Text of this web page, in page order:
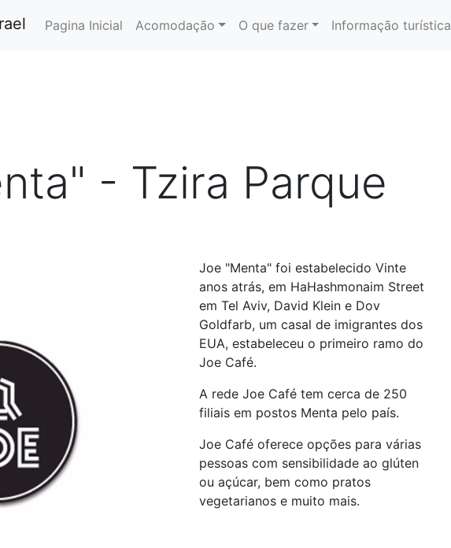
Pagina Inicial Acomodação O que fazer Informação turística
- Tzira Parque
Joe "Menta" foi estabelecido Vinte
anos atrás, em HaHashmonaim Street
em Tel Aviv, David Klein e Dov
Goldfarb, um casal de imigrantes dos
EUA, estabeleceu o primeiro ramo do
Joe Café.
A rede Joe Café tem cerca de 250
filiais em postos Menta pelo país.
Joe Café oferece opções para várias
pessoas com sensibilidade ao glúten
ou açúcar, bem como pratos
vegetarianos e muito mais.